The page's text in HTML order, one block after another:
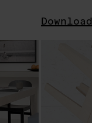
Download